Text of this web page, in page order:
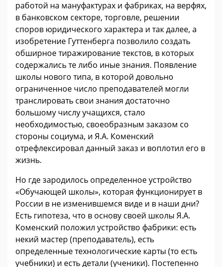
работой на мануфактурах и фабриках, на верфях,
в банковском секторе, торговле, решении
споров юридического характера и так далее, а
изобретение Гуттенберга позволило создать
обширное тиражирование текстов, в которых
содержались те либо иные знания. Появление
школы нового типа, в которой довольно
ограниченное число преподавателей могли
транслировать свои знания достаточно
большому числу учащихся, стало
необходимостью, своеобразным заказом со
стороны социума, и Я.А. Коменский
отрефлексировал данный заказ и воплотил его в
жизнь.
Но где зародилось определенное устройство
«Обучающей школы», которая функционирует в
России в не изменившемся виде и в наши дни?
Есть гипотеза, что в основу своей школы Я.А.
Коменский положил устройство фабрики: есть
некий мастер (преподаватель), есть
определенные технологические карты (то есть
учебники) и есть детали (ученики). Постепенно